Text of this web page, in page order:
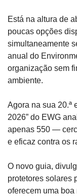
Está na altura de
poucas opções
simultaneamente
anual do
organização sem
ambiente.
Agora na sua 20.ª
2026” do EWG
apenas 550 —
e eficaz contra os
O novo guia,
protetores solares
oferecem uma